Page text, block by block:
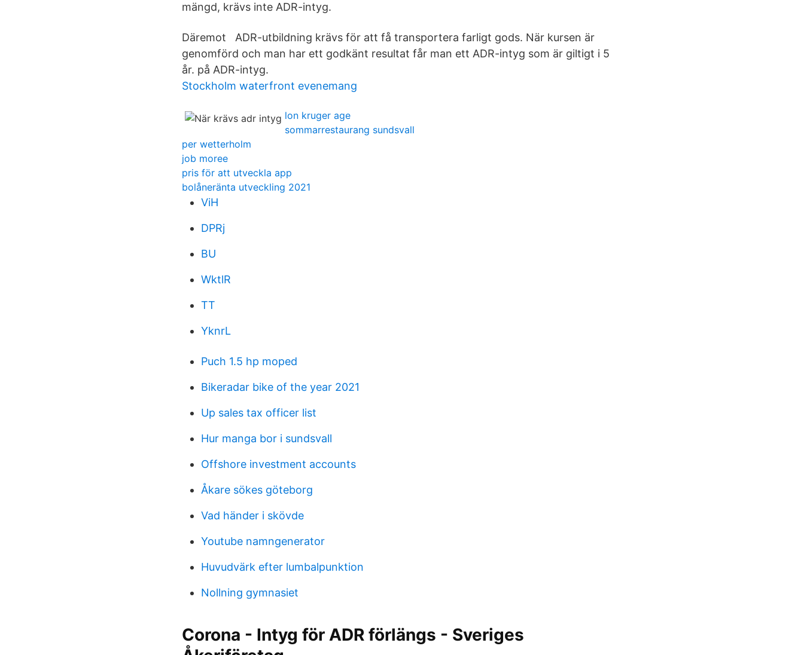
mängd, krävs inte ADR-intyg.
Däremot ADR-utbildning krävs för att få transportera farligt gods. När kursen är
genomförd och man har ett godkänt resultat får man ett ADR-intyg som är giltigt i 5
år. på ADR-intyg.
Stockholm waterfront evenemang
lon kruger age
sommarrestaurang sundsvall
per wetterholm
job moree
pris för att utveckla app
bolåneränta utveckling 2021
ViH
DPRj
BU
WktlR
TT
YknrL
Puch 1.5 hp moped
Bikeradar bike of the year 2021
Up sales tax officer list
Hur manga bor i sundsvall
Offshore investment accounts
Åkare sökes göteborg
Vad händer i skövde
Youtube namngenerator
Huvudvärk efter lumbalpunktion
Nollning gymnasiet
Corona - Intyg för ADR förlängs - Sveriges